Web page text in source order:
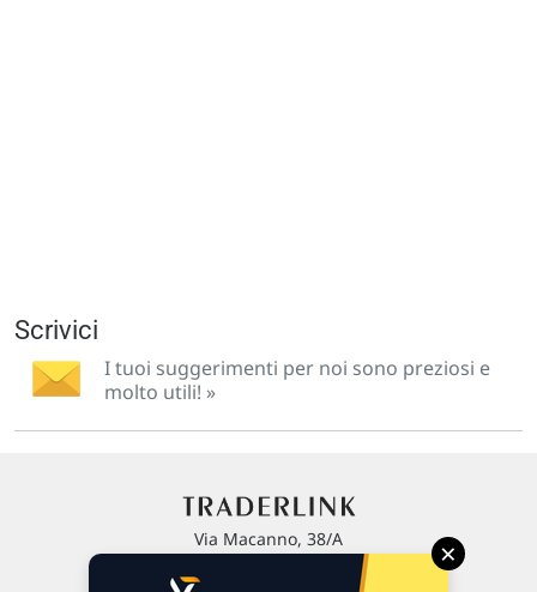
Scrivici
I tuoi suggerimenti per noi sono preziosi e
molto utili! »
Via Macanno, 38/A
×